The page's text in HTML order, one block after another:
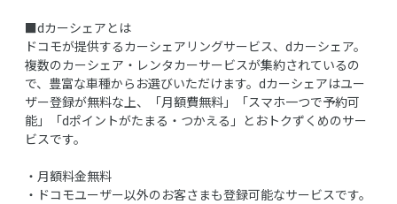
■dカーシェアとは
ドコモが提供するカーシェアリングサービス、dカーシェア。
複数のカーシェア・レンタカーサービスが集約されているの
で、豊富な車種からお選びいただけます。dカーシェアはユー
ザー登録が無料な上、「月額費無料」「スマホ一つで予約可
能」「dポイントがたまる・つかえる」とおトクずくめのサー
ビスです。
・月額料金無料
・ドコモユーザー以外のお客さまも登録可能なサービスです。